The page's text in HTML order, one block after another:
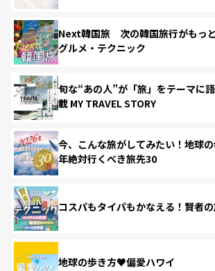
Next韓国旅 次の韓国旅行がもっ
グルメ・テクニック
旬な“あの人”が「旅」をテーマに
載 MY TRAVEL STORY
今、こんな旅がしてみたい！地球
年絶対行くべき旅先30
コスパもタイパもかなえる！賢者
地球の歩き方♥偏愛ハワイ